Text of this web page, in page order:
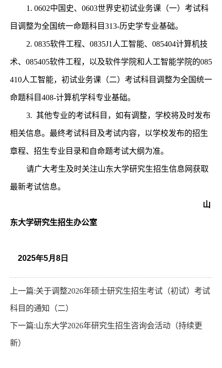
1. 0602中国史、0603世界史初试业务课（一）考试科
目调整为全国统一命题科目313-历史学专业基础。
2. 0835软件工程、 0835J1人工智能、 085404计算机技
术、 085405软件工程，以及软件学院和人工智能学院的085
410人工智能， 初试业务课（二）考试科目调整为全国统一
命题科目408-计算机学科专业基础。
3. 其他专业的考试科目，如有调整，学校将及时发布
相关信息。最终考试科目及考试内容，以学校发布的招生
章程、招生专业目录和自命题考试大纲为准。
请广大考生及时关注山东大学研究生招生信息网获取
最新考试信息。
山
东大学研究生招生办公室
2025年5月8日
上一篇:关于调整2026年硕士研究生招生考试（初试）考试
科目的通知（二）
下一篇:山东大学2026年研究生招生咨询会活动（持续更
新）